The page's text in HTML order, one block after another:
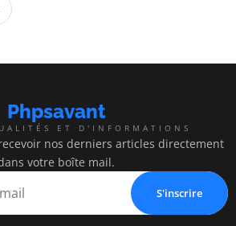
Phpsavant
ET D'INFORMATIONS
nos derniers articles directement
votre boîte mail.
S'inscrire